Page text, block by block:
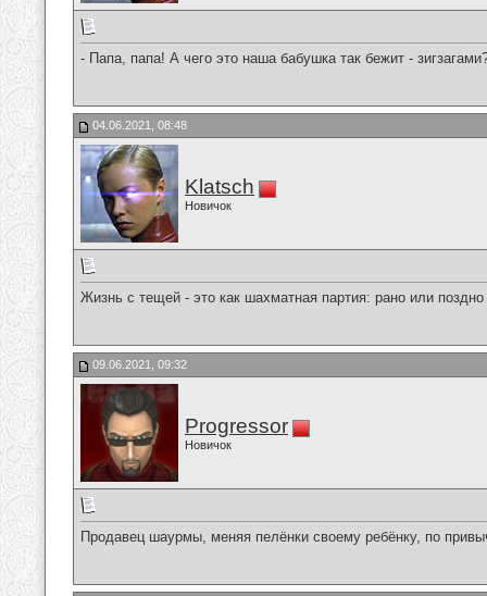
- Папа, папа! А чего это наша бабушка так бежит -
04.06.2021, 08:48
Klatsch
Новичок
Жизнь с тещей - это как шахматная партия: рано или
09.06.2021, 09:32
Progressor
Новичок
Продавец шаурмы, меняя пелёнки своему ребёнку, по